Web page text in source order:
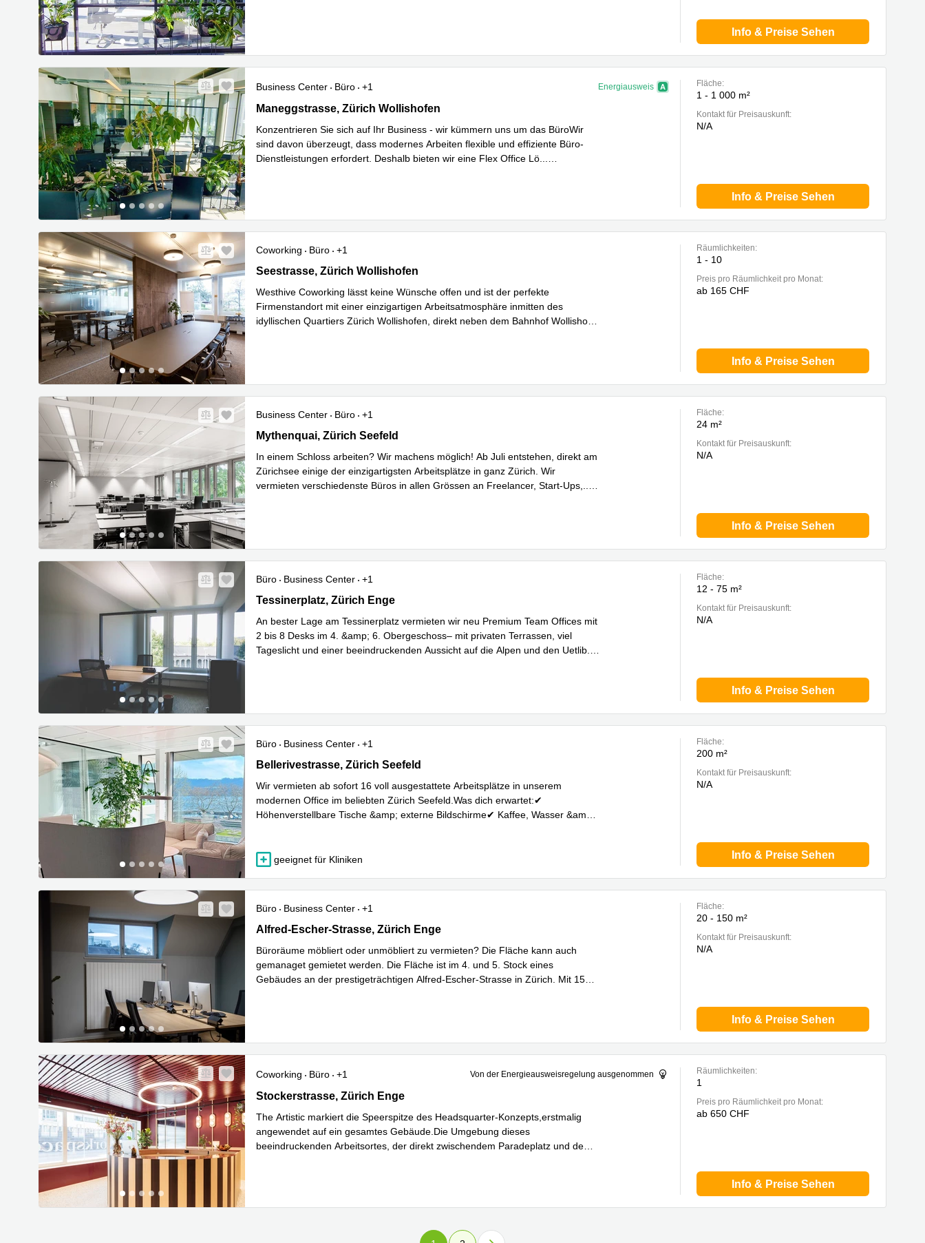
Info & Preise Sehen
Business Center Büro +1 Energiausweis
Maneggstrasse 17, Zürich Wollishofen
Maneggstrasse, Zürich Wollishofen
Konzentrieren Sie sich auf Ihr Business - wir kümmern uns um das BüroWir
sind davon überzeugt, dass modernes Arbeiten flexible und effiziente Büro-
Dienstleistungen erfordert. Deshalb bieten wir eine Flex Office Lö
Fläche:
1 - 1 000 m²
Kontakt für Preisauskunft:
N/A
Info & Preise Sehen
Coworking Büro
+1
Seestrasse 353, Zürich Wollishofen
Seestrasse, Zürich Wollishofen
Westhive Coworking lässt keine Wünsche offen und ist der perfekte
Firmenstandort mit einer einzigartigen Arbeitsatmosphäre inmitten des
idyllischen Quartiers Zürich Wollishofen, direkt neben dem Bahnhof Wollisho
Räumlichkeiten:
1 - 10
Preis pro Räumlichkeit pro Monat:
ab 165 CHF
Info & Preise Sehen
Business Center Büro
+1
Mythenquai 24, Zürich Seefeld
Mythenquai, Zürich Seefeld
In einem Schloss arbeiten? Wir machens möglich! Ab Juli entstehen, direkt am
Zürichsee einige der einzigartigsten Arbeitsplätze in ganz Zürich. Wir
vermieten verschiedenste Büros in allen Grössen an Freelancer, Start-Ups,
Fläche:
24 m²
Kontakt für Preisauskunft:
N/A
Info & Preise Sehen
Büro Business Center
+1
Tessinerplatz 7, Zürich Enge
Tessinerplatz, Zürich Enge
An bester Lage am Tessinerplatz vermieten wir neu Premium Team Offices mit
2 bis 8 Desks im 4. &amp; 6. Obergeschoss– mit privaten Terrassen, viel
Tageslicht und einer beeindruckenden Aussicht auf die Alpen und den Uetlib
Fläche:
12 - 75 m²
Kontakt für Preisauskunft:
N/A
Info & Preise Sehen
Büro Business Center
+1
Bellerivestrasse 36, Zürich Seefeld
Bellerivestrasse, Zürich Seefeld
geeignet für Kliniken
Wir vermieten ab sofort 16 voll ausgestattete Arbeitsplätze in unserem
modernen Office im beliebten Zürich Seefeld.Was dich erwartet:✔
Höhenverstellbare Tische &amp; externe Bildschirme✔ Kaffee, Wasser &amp;
Fläche:
200 m²
Kontakt für Preisauskunft:
N/A
Info & Preise Sehen
Büro Business Center
+1
Alfred-Escher-Strasse 5, Zürich Enge
Alfred-Escher-Strasse, Zürich Enge
Büroräume möbliert oder unmöbliert zu vermieten? Die Fläche kann auch
gemanaget gemietet werden. Die Fläche ist im 4. und 5. Stock eines
Gebäudes an der prestigeträchtigen Alfred-Escher-Strasse in Zürich. Mit 150
Fläche:
20 - 150 m²
Kontakt für Preisauskunft:
N/A
Info & Preise Sehen
Coworking Büro +1 Von der Energieausweisregelung ausgenommen
Stockerstrasse 33, Zürich Enge
Stockerstrasse, Zürich Enge
The Artistic markiert die Speerspitze des Headsquarter-Konzepts,erstmalig
angewendet auf ein gesamtes Gebäude.Die Umgebung dieses
beeindruckenden Arbeitsortes, der direkt zwischendem Paradeplatz und dem
Räumlichkeiten:
1
Preis pro Räumlichkeit pro Monat:
ab 650 CHF
Info & Preise Sehen